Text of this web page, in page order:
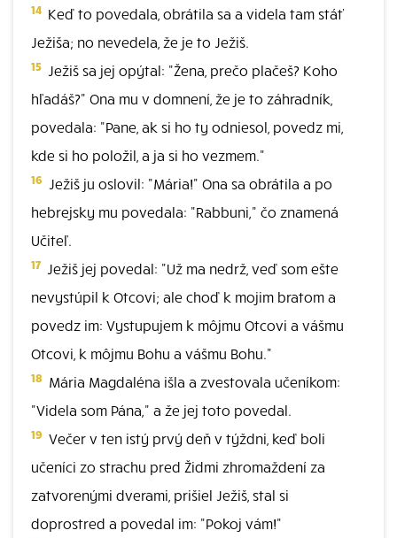
14 Keď to povedala, obrátila sa a videla tam stáť
Ježiša; no nevedela, že je to Ježiš.
15 Ježiš sa jej opýtal: "Žena, prečo plačeš? Koho
hľadáš?" Ona mu v domnení, že je to záhradník,
povedala: "Pane, ak si ho ty odniesol, povedz mi,
kde si ho položil, a ja si ho vezmem."
16 Ježiš ju oslovil: "Mária!" Ona sa obrátila a po
hebrejsky mu povedala: "Rabbuni," čo znamená
Učiteľ.
17 Ježiš jej povedal: "Už ma nedrž, veď som ešte
nevystúpil k Otcovi; ale choď k mojim bratom a
povedz im: Vystupujem k môjmu Otcovi a vášmu
Otcovi, k môjmu Bohu a vášmu Bohu."
18 Mária Magdaléna išla a zvestovala učeníkom:
"Videla som Pána," a že jej toto povedal.
19 Večer v ten istý prvý deň v týždni, keď boli
učeníci zo strachu pred Židmi zhromaždení za
zatvorenými dverami, prišiel Ježiš, stal si
doprostred a povedal im: "Pokoj vám!"